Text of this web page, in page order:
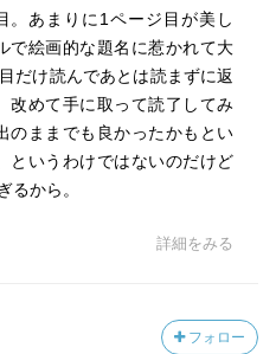
。あまりに1ページ目が美し
で絵画的な題名に惹かれて大
だけ読んであとは読まずに返
改めて手に取って読了してみ
のままでも良かったかもとい
というわけではないのだけど
るから。
詳細をみる
フォロー